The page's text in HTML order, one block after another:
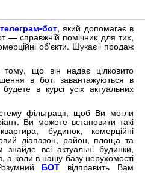
телеграм-бот, який допомагає в
— справжній помічник для тих,
об’єкти. Шукає і продаж
що він надає цілковито
в боті завантажуються в
в курсі усіх актуальних
фільтрації, щоб Ви могли
Ви можете встановити такі
будинок, комерційні
діапазон, район, площа та
всі актуальні будинки,
а коли в нашу базу нерухомості
БОТвідправить Вам